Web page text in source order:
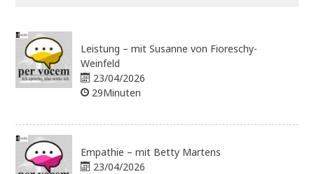
Leistung – mit Susanne von Fioreschy-
Weinfeld
23/04/2026
29Minuten
Empathie – mit Betty Martens
23/04/2026